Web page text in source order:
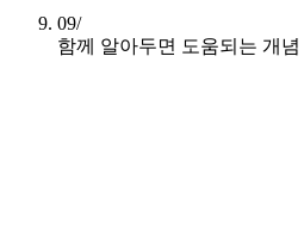
09/
함께 알아두면 도움되는 개념